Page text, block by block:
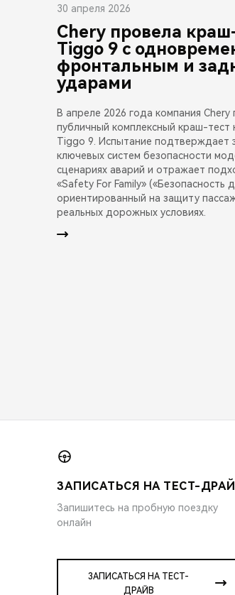
30 апреля 2026
Chery провела
Tiggo 9 с
фронтальным и
ударами
В апреле 2026 года компания Chery
публичный комплексный краш-тест
Tiggo 9. Испытание подтверждает
ключевых систем безопасности
сценариях аварий и отражает
«Safety For Family» («Безопасность
ориентированный на защиту
реальных дорожных условиях.
ЗАПИСАТЬСЯ НА ТЕСТ-
Запишитесь на пробную поездку
онлайн
ЗАПИСАТЬСЯ НА ТЕСТ-
ДРАЙВ